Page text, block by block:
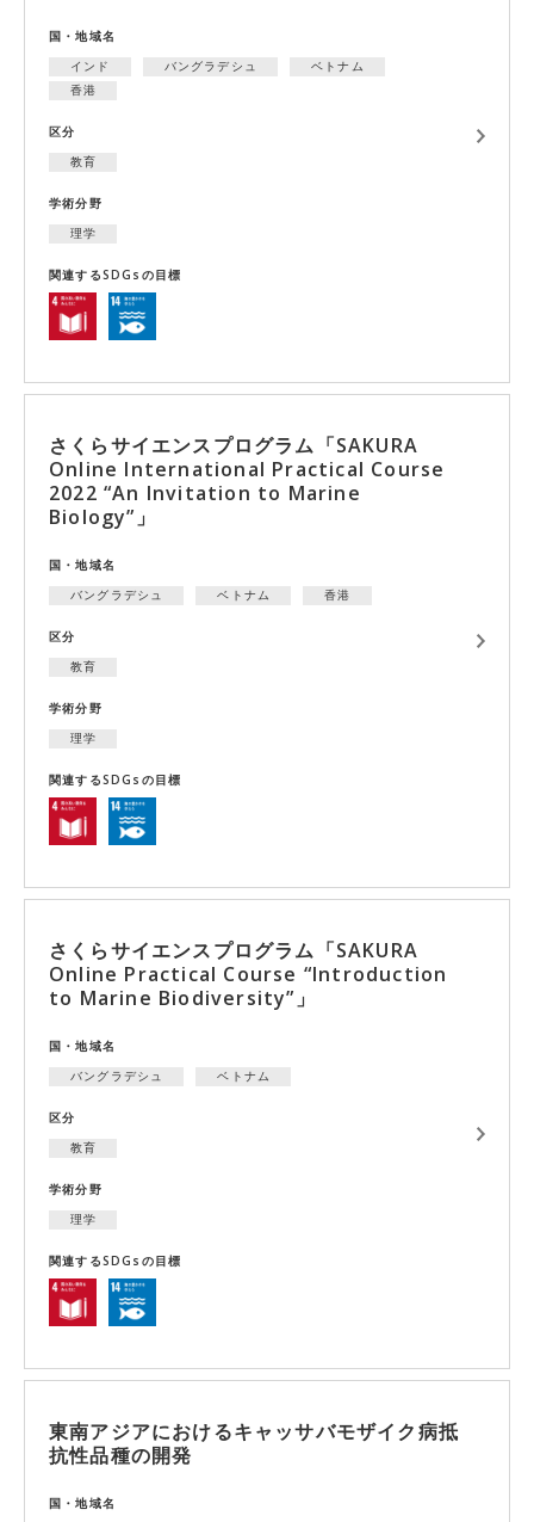
国・地域名
インド
バングラデシュ
ベトナム
香港
区分
教育
学術分野
理学
関連するSDGsの目標
さくらサイエンスプログラム「SAKURA
Online International Practical Course
2022 “An Invitation to Marine
Biology”」
国・地域名
バングラデシュ
ベトナム 香港
区分
教育
学術分野
理学
関連するSDGsの目標
さくらサイエンスプログラム「SAKURA
Online Practical Course “Introduction
to Marine Biodiversity”」
国・地域名
バングラデシュ
ベトナム
区分
教育
学術分野
理学
関連するSDGsの目標
東南アジアにおけるキャッサバモザイク病抵
抗性品種の開発
国・地域名